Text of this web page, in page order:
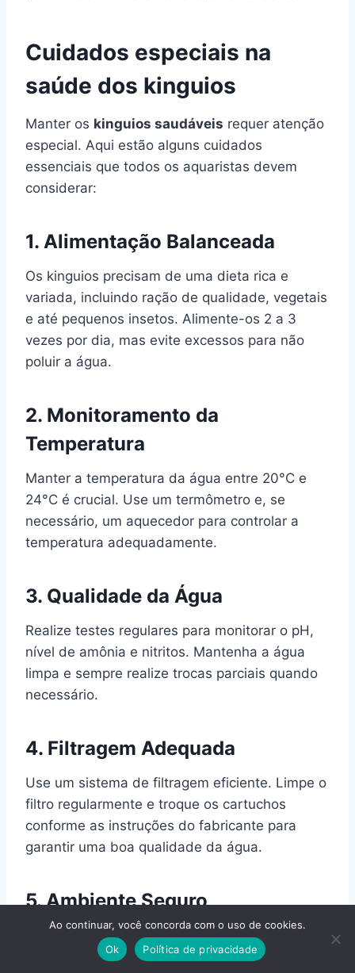
Cuidados especiais na
saúde dos kinguios
Manter os kinguios saudáveis requer atenção
especial. Aqui estão alguns cuidados
essenciais que todos os aquaristas devem
considerar:
1. Alimentação Balanceada
Os kinguios precisam de uma dieta rica e
variada, incluindo ração de qualidade, vegetais
e até pequenos insetos. Alimente-os 2 a 3
vezes por dia, mas evite excessos para não
poluir a água.
2. Monitoramento da
Temperatura
Manter a temperatura da água entre 20°C e
24°C é crucial. Use um termômetro e, se
necessário, um aquecedor para controlar a
temperatura adequadamente.
3. Qualidade da Água
Realize testes regulares para monitorar o pH,
nível de amônia e nitritos. Mantenha a água
limpa e sempre realize trocas parciais quando
necessário.
4. Filtragem Adequada
Use um sistema de filtragem eficiente. Limpe o
filtro regularmente e troque os cartuchos
conforme as instruções do fabricante para
garantir uma boa qualidade da água.
5.Ambiente Seguro
Certifique-se de que não há objetos afiados ou
perigosos no aquário que possam ferir os
Ao continuar, você concorda com o uso de cookies.
Ok
Política de privacidade